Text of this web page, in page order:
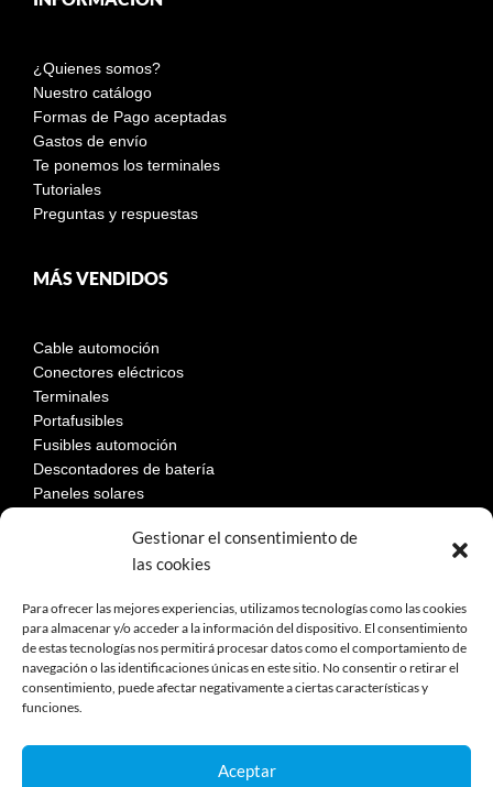
Gestionar el consentimiento de
las cookies
Para ofrecer las mejores experiencias, utilizamos tecnologías como las cookies
para almacenar y/o acceder a la información del dispositivo. El consentimiento
de estas tecnologías nos permitirá procesar datos como el comportamiento de
navegación o las identificaciones únicas en este sitio. No consentir o retirar el
consentimiento, puede afectar negativamente a ciertas características y
funciones.
Aceptar
¿Quienes somos?
Nuestro catálogo
Formas de Pago aceptadas
Gastos de envío
Te ponemos los terminales
Tutoriales
Preguntas y respuestas
MÁS VENDIDOS
Cable automoción
Conectores eléctricos
Terminales
Portafusibles
Fusibles automoción
Descontadores de batería
Paneles solares
Aviso Legal
Política de privacidad
Política de cookies
Términos y condiciones de compra
Reclamaciones y desestimiento